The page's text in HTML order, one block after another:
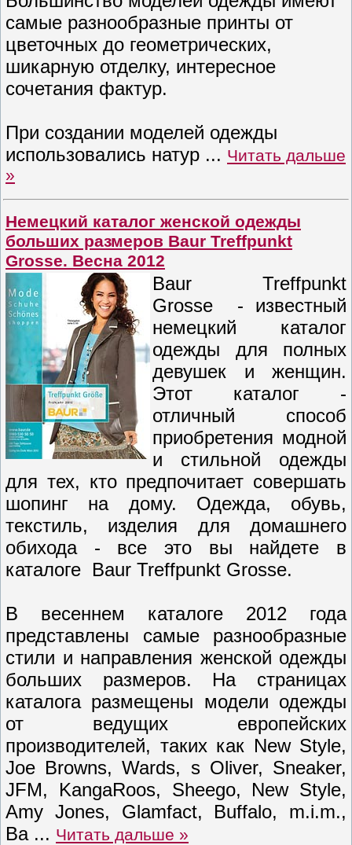
самые разнообразные принты от
цветочных до геометрических,
шикарную отделку, интересное
сочетания фактур.
При создании моделей одежды
использовались натур ... Читать дальше
»
Немецкий каталог женской одежды
больших размеров Baur Treffpunkt
Grosse. Весна 2012
Baur Treffpunkt
Grosse - известный
немецкий каталог
одежды для полных
девушек и женщин.
Этот каталог -
отличный способ
приобретения модной
и стильной одежды
для тех, кто предпочитает совершать
шопинг на дому. Одежда, обувь,
текстиль, изделия для домашнего
обихода - все это вы найдете в
каталоге Baur Treffpunkt Grosse.
В весеннем каталоге 2012 года
представлены самые разнообразные
стили и направления женской одежды
больших размеров. На страницах
каталога размещены модели одежды
от ведущих европейских
производителей, таких как New Style,
Joe Browns, Wards, s Oliver, Sneaker,
JFM, KangaRoos, Sheego, New Style,
Amy Jones, Glamfact, Buffalo, m.i.m.,
Ba ... Читать дальше »